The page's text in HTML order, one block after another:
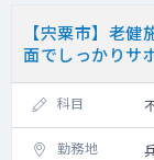
【宍粟市】老
面でしっかりサ
科目
勤務地